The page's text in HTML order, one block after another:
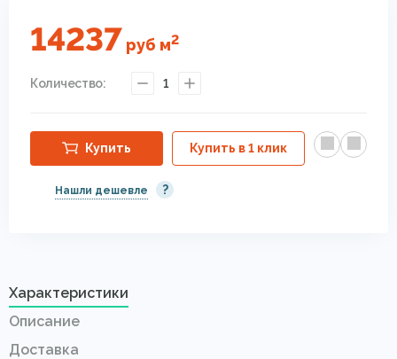
14237 руб м2
Количество: 1
Купить Купить в 1 клик
Нашли дешевле ?
Характеристики
Описание
Доставка